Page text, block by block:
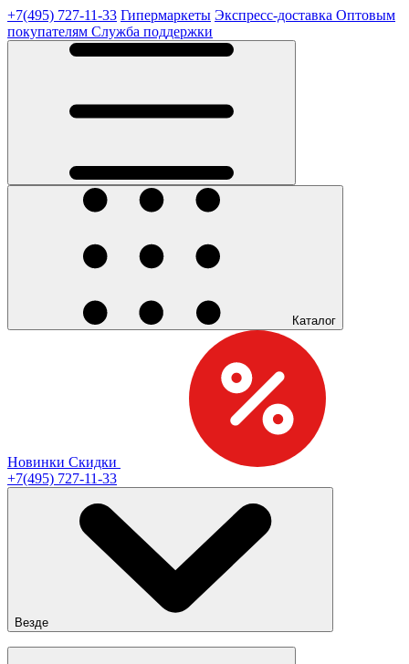
+7(495) 727-11-33 Гипермаркеты Экспресс-доставка Оптовым
покупателям Служба поддержки
Каталог
Новинки Скидки
+7(495) 727-11-33
Везде